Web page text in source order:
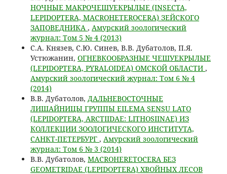
НОЧНЫЕ МАКРОЧЕШУЕКРЫЛЫЕ (INSECTA,
LEPIDOPTERA, MACROHETEROCERA) ЗЕЙСКОГО
ЗАПОВЕДНИКА , Амурский зоологический
журнал: Том 5 № 4 (2013)
С.А. Князев, С.Ю. Синев, В.В. Дубатолов, П.Я.
Устюжанин, ОГНЕВКООБРАЗНЫЕ ЧЕШУЕКРЫЛЫЕ
(LEPIDOPTERA, PYRALOIDEA) ОМСКОЙ ОБЛАСТИ ,
Амурский зоологический журнал: Том 6 № 4
(2014)
В.В. Дубатолов, ДАЛЬНЕВОСТОЧНЫЕ
ЛИШАЙНИЦЫ ГРУППЫ EILEMA SENSU LATO
(LEPIDOPTERA, ARCTIIDAE: LITHOSIINAE) ИЗ
КОЛЛЕКЦИИ ЗООЛОГИЧЕСКОГО ИНСТИТУТА,
САНКТ-ПЕТЕРБУРГ , Амурский зоологический
журнал: Том 6 № 3 (2014)
В.В. Дубатолов, MACROHERETOCERA БЕЗ
GEOMETRIDAE (LEPIDOPTERA) ХВОЙНЫХ ЛЕСОВ